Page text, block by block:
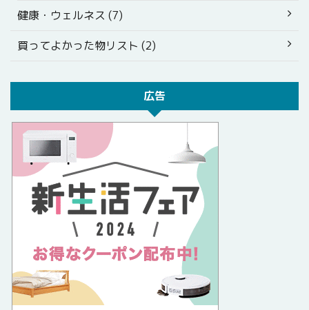
健康・ウェルネス (7)
買ってよかった物リスト (2)
広告